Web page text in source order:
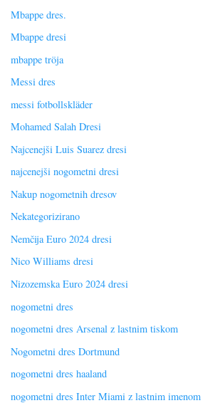
Mbappe dres.
Mbappe dresi
mbappe tröja
Messi dres
messi fotbollskläder
Mohamed Salah Dresi
Najcenejši Luis Suarez dresi
najcenejši nogometni dresi
Nakup nogometnih dresov
Nekategorizirano
Nemčija Euro 2024 dresi
Nico Williams dresi
Nizozemska Euro 2024 dresi
nogometni dres
nogometni dres Arsenal z lastnim tiskom
Nogometni dres Dortmund
nogometni dres haaland
nogometni dres Inter Miami z lastnim imenom